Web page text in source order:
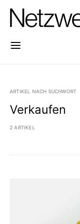
ARTIKEL NACH SUCHWORT
Verkaufen
2 ARTIKEL